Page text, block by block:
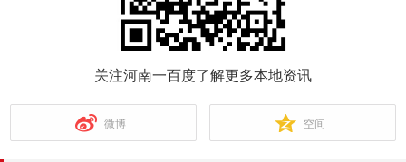
关注河南一百度了解更多本地资讯
微博 空间